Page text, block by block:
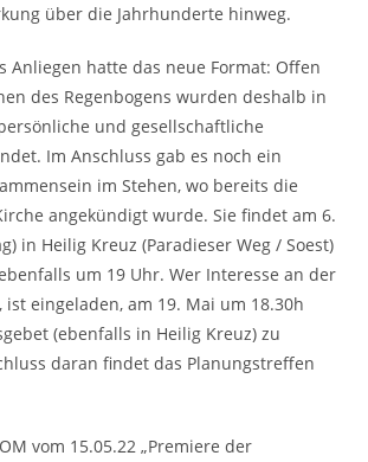
über die Jahrhunderte hinweg.
Anliegen hatte das neue Format: Offen
des Regenbogens wurden deshalb in
und gesellschaftliche
Im Anschluss gab es noch ein
im Stehen, wo bereits die
angekündigt wurde. Sie findet am 6.
in Heilig Kreuz (Paradieser Weg / Soest)
um 19 Uhr. Wer Interesse an der
eingeladen, am 19. Mai um 18.30h
(ebenfalls in Heilig Kreuz) zu
daran findet das Planungstreffen
vom 15.05.22 „Premiere der